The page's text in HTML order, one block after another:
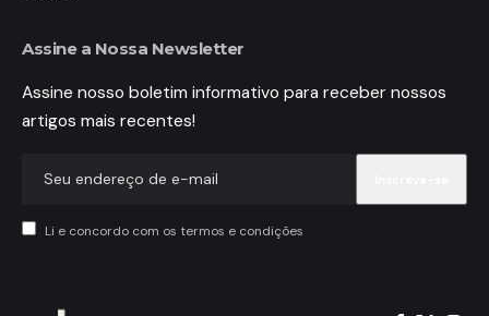
Assine a Nossa Newsletter
Assine nosso boletim informativo para receber nossos
artigos mais recentes!
Li e concordo com os termos e condições